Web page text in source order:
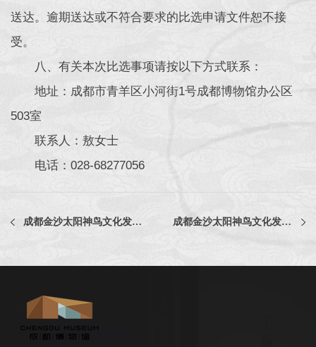
送达。逾期送达或不符合要求的比选申请文件恕不接
受。
八、有关本次比选事项请按以下方式联系：
地址：成都市青羊区小河街1号成都博物馆办公区
503室
联系人：敖女士
电话：028-68277056
成都金沙太阳神鸟文化发展有限责任公司包装设计服务采购项目中选公告 成都金沙太阳神鸟文化发展有限责任公司文创服务区氛围营造服务项目中选公告